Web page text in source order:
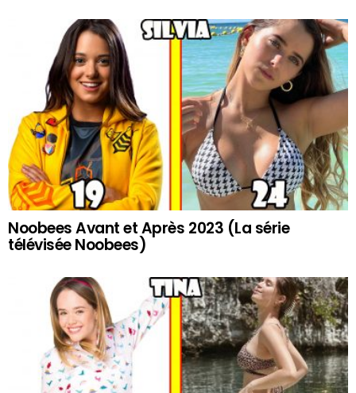
Noobees Avant et Après 2023 (La série
télévisée Noobees)